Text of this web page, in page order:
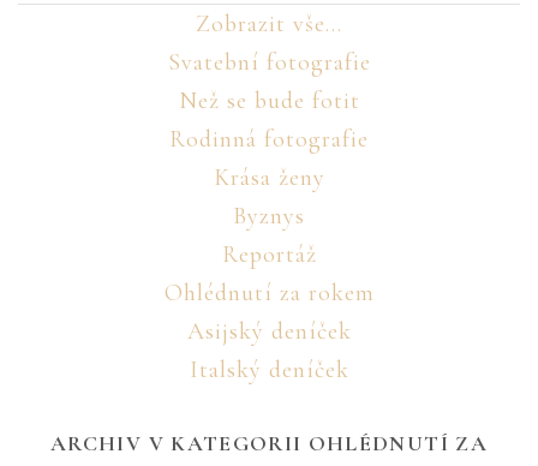
Zobrazit vše...
Svatební fotografie
Než se bude fotit
Rodinná fotografie
Krása ženy
Byznys
Reportáž
Ohlédnutí za rokem
Asijský deníček
Italský deníček
ARCHIV V KATEGORII OHLÉDNUTÍ ZA